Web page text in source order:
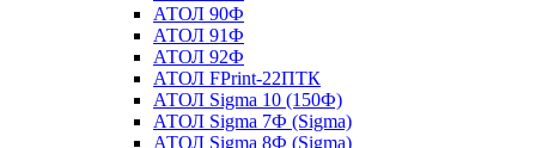
АТОЛ 90Ф
АТОЛ 91Ф
АТОЛ 92Ф
АТОЛ FPrint-22ПТК
АТОЛ Sigma 10 (150Ф)
АТОЛ Sigma 7Ф (Sigma)
АТОЛ Sigma 8Ф (Sigma)